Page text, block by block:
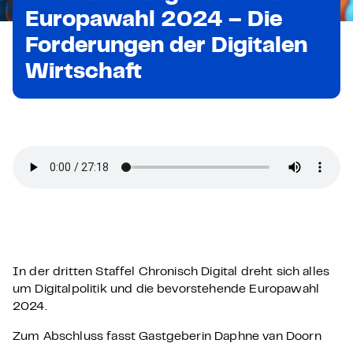
Europawahl 2024 – Die
Forderungen der Digitalen
Wirtschaft
In der dritten Staffel Chronisch Digital dreht sich alles
um Digitalpolitik und die bevorstehende Europawahl
2024.
Zum Abschluss fasst Gastgeberin Daphne van Doorn